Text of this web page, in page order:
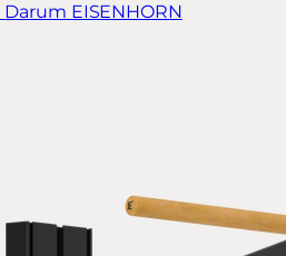
Darum EISENHORN